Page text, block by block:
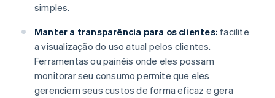
simples.
Manter a transparência para os clientes: facilite
a visualização do uso atual pelos clientes.
Ferramentas ou painéis onde eles possam
monitorar seu consumo permite que eles
gerenciem seus custos de forma eficaz e gera